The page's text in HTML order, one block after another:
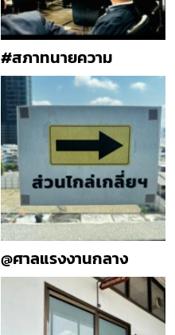
#สภาทนายความ
@ศาลแรงงานกลาง